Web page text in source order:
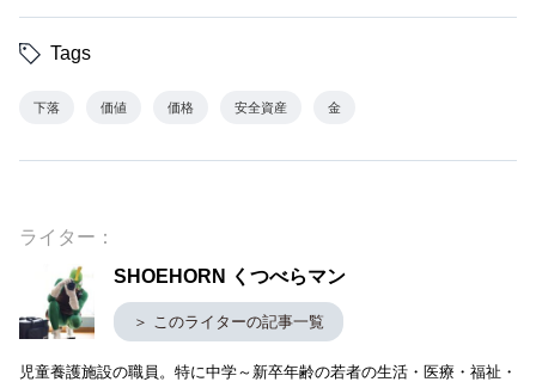
Tags
下落 価値 価格 安全資産 金
ライター：
SHOEHORN くつべらマン
＞ このライターの記事一覧
児童養護施設の職員。特に中学～新卒年齢の若者の生活・医療・福祉・